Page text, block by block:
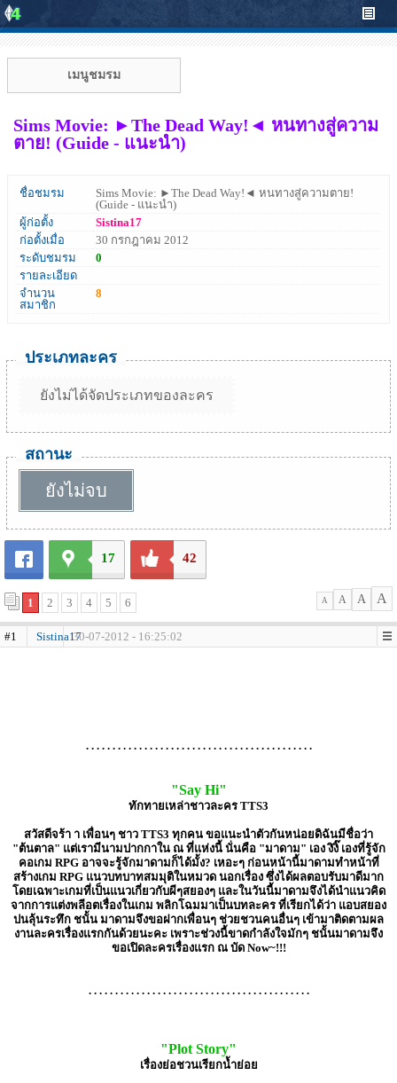
เมนูชมรม
Sims Movie: ►The Dead Way!◄ หนทางสู่ความ
ตาย! (Guide - แนะนำ)
ชื่อชมรม
Sims Movie: ►The Dead Way!◄ หนทางสู่ความตาย!
(Guide - แนะนำ)
ผู้ก่อตั้ง
Sistina17
ก่อตั้งเมื่อ
30 กรกฎาคม 2012
ระดับชมรม
0
รายละเอียด
จำนวน
สมาชิก
8
ประเภทละคร
ยังไม่ได้จัดประเภทของละคร
สถานะ
ยังไม่จบ
17 42
1 2 3 4 5 6 A A A A
#1 Sistina1730-07-2012 - 16:25:02
. . . . . . . . . . . . . . . . . . . . . . . . . . . . . . . . . . . . . . . . . . .
"Say Hi"
ทักทายเหล่าชาวละคร TTS3
สวัสดีจร้า า เพื่อนๆ ชาว TTS3 ทุกคน ขอแนะนำตัวกันหน่อยดิฉันมีชื่อว่า
"ต้นตาล" แต่เรามีนามปากกาใน ณ ที่แห่งนี้ นั่นคือ "มาดาม" เอง งิงิ๊ เองที่รู้จัก
คอเกม RPG อาจจะรู้จักมาดามก็ได้มั้ง? เหอะๆ ก่อนหน้านี้มาดามทำหน้าที่
สร้างเกม RPG แนวบทบาทสมมุติในหมวด นอกเรื่อง ซึ่งได้ผลตอบรับมาดีมาก
โดยเฉพาะเกมที่เป็นแนวเกี่ยวกับผีๆสยองๆ และในวันนี้มาดามจึงได้นำแนวคิด
จากการแต่งพลีอตเรื่องในเกม พลิกโฉมมาเป็นบทละคร ที่เรียกได้ว่า แอบสยอง
ปนลุ้นระทึก ชนั้น มาดามจึงขอฝากเพื่อนๆ ช่วยชวนคนอื่นๆ เข้ามาติดตามผล
งานละครเรื่องแรกกันด้วยนะคะ เพราะช่วงนี้ขาดกำลังใจมักๆ ชนั้นมาดามจึง
ขอเปิดละครเรื่องแรก ณ บัด Now~!!!
. . . . . . . . . . . . . . . . . . . . . . . . . . . . . . . . . . . . . . . . . .
"Plot Story"
เรื่องย่อชวนเรียกน้ำย่อย